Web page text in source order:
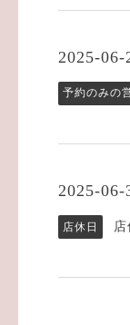
2025-
予約のみの
2025-
店休日 店